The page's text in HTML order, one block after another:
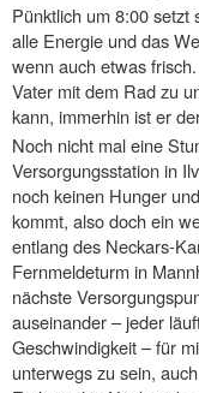
Pünktlich um 8:00
alle Energie und das
wenn auch etwas
Vater mit dem Rad zu
kann, immerhin ist er
Noch nicht mal eine
Versorgungsstation in
noch keinen Hunger
kommt, also doch ein
entlang des Neckars-
Fernmeldeturm in
nächste
auseinander – jeder
Geschwindigkeit – für
unterwegs zu sein,